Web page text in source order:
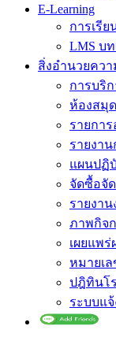
E-Learning
การเรี
LMS บ
สิ่งอำนวยคว
การบริก
ห้องสมุ
รายกา
รายงา
แผนปฏิ
จัดซื้อจั
รายงา
ภาพกิจ
เผยแพ
หมายเ
ปฎิทินโ
ระบบแจ้